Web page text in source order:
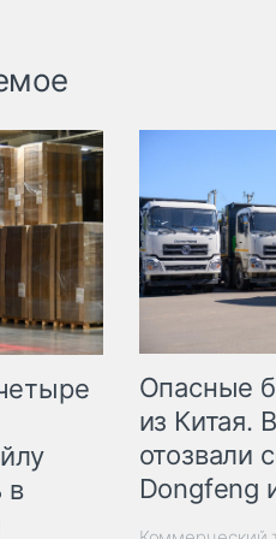
в
Опасные
из Китая.
отозвали
Dongfeng